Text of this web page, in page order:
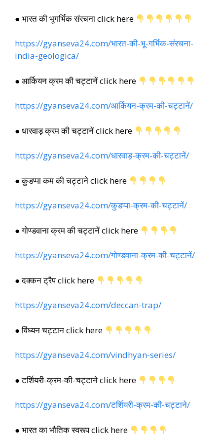
● भारत की भूगर्भिक संरचना click here
https://gyanseva24.com/भारत-की-भू-गर्भिक-संरचना-
india-geologica/
● आर्कियन क्रम की चट्टानें click here
https://gyanseva24.com/आर्कियन-क्रम-की-चट्टानें/
● धारवाड़ क्रम की चट्टानें click here
https://gyanseva24.com/धारवाड़-क्रम-की-चट्टानें/
● कुडप्पा कम की चट्टाने click here
https://gyanseva24.com/कुडप्पा-क्रम-की-चट्टानें/
● गोण्डवाना क्रम की चट्टानें click here
https://gyanseva24.com/गोण्डवाना-क्रम-की-चट्टानें/
● दक्कन ट्रैप click here
https://gyanseva24.com/deccan-trap/
● विंध्यन चट्टान click here
https://gyanseva24.com/vindhyan-series/
● टर्शियरी-क्रम-की-चट्टाने click here
https://gyanseva24.com/टर्शियरी-क्रम-की-चट्टाने/
● भारत का भौतिक स्वरूप click here